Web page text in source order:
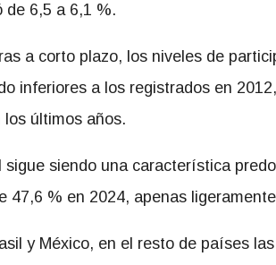
de 6,5 a 6,1 %.
a corto plazo, los niveles de
inferiores a los registrados en
los últimos años.
sigue siendo una característica
47,6 % en 2024, apenas
y México, en el resto de países